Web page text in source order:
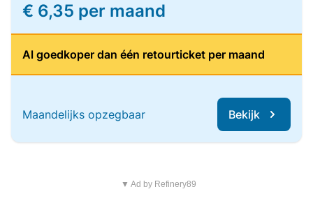
€ 6,35 per maand
Al goedkoper dan één retourticket per maand
Maandelijks opzegbaar Bekijk
▼ Ad by Refinery89